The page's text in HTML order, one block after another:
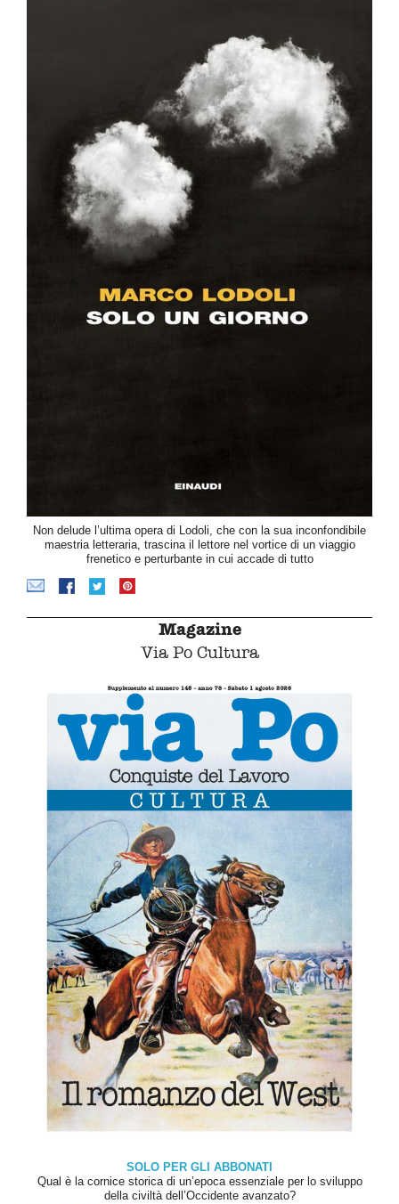
Non delude l’ultima opera di Lodoli, che con la sua inconfondibile
maestria letteraria, trascina il lettore nel vortice di un viaggio
frenetico e perturbante in cui accade di tutto
Magazine
Via Po Cultura
SOLO PER GLI ABBONATI
Qual è la cornice storica di un’epoca essenziale per lo sviluppo
della civiltà dell’Occidente avanzato?